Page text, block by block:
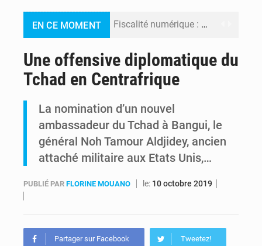
EN CE MOMENT Fiscalité numérique : Seules les startups bénéficient de l’exonération, mais l’arrêté interministériel reste en vigueur (Mise au point)
Shadary et Minaku enfin transférés à l’auditorat militaire après 200 jours d’opacité
Une offensive diplomatique du
Tchad en Centrafrique
La nomination d’un nouvel
ambassadeur du Tchad à Bangui, le
général Noh Tamour Aldjidey, ancien
attaché militaire aux Etats Unis,…
PUBLIÉ PAR FLORINE MOUANO le: 10 octobre 2019
Partager sur Facebook Tweetez!